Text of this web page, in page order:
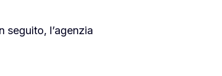
seguito, l’agenzia